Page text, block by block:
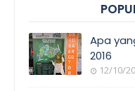
Apa
2016
12/10/